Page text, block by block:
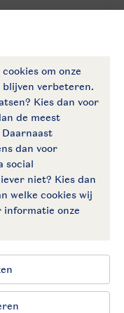
© 2026 Landal